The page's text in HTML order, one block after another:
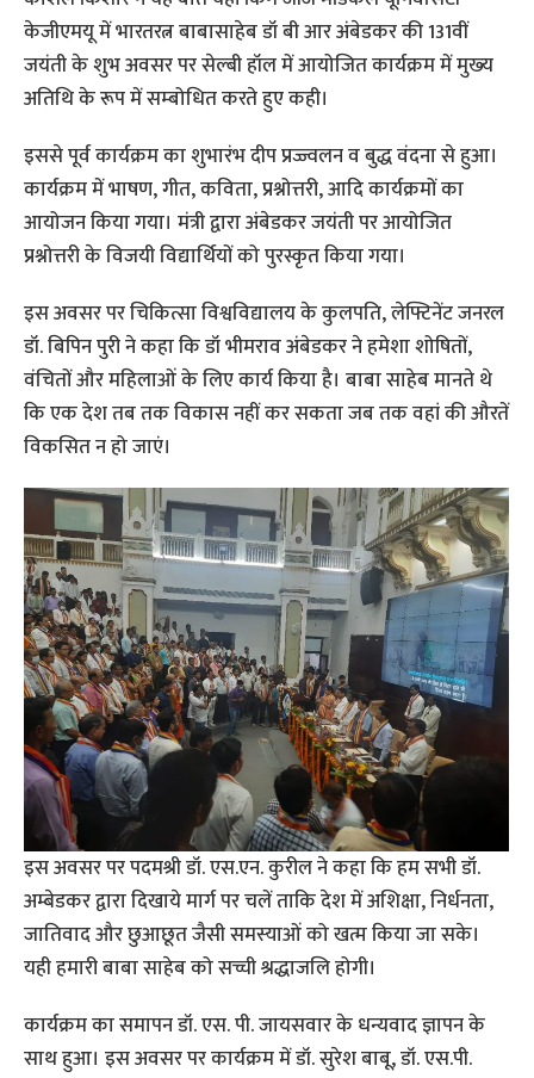
केजीएमयू में भारतरत्न बाबासाहेब डॉ बी आर अंबेडकर की 131वीं
जयंती के शुभ अवसर पर सेल्बी हॉल में आयोजित कार्यक्रम में मुख्‍य
अतिथि के रूप में सम्‍बोधित करते हुए कही।
इससे पूर्व कार्यक्रम का शुभारंभ दीप प्रज्ज्वलन व बुद्ध वंदना से हुआ।
कार्यक्रम में भाषण, गीत, कविता, प्रश्नोत्तरी, आदि कार्यक्रमों का
आयोजन किया गया। मंत्री द्वारा अंबेडकर जयंती पर आयोजित
प्रश्नोत्तरी के विजयी विद्यार्थियों को पुरस्कृत किया गया।
इस अवसर पर चिकित्सा विश्वविद्यालय के कुलपति, लेफ्टिनेंट जनरल
डॉ. बिपिन पुरी ने कहा कि डॉ भीमराव अंबेडकर ने हमेशा शोषितों,
वंचितों और महिलाओं के लिए कार्य किया है। बाबा साहेब मानते थे
कि एक देश तब तक विकास नहीं कर सकता जब तक वहां की औरतें
विकसित न हो जाएं।
इस अवसर पर पदमश्री डॉ. एस.एन. कुरील ने कहा कि हम सभी डॉ.
अम्बेडकर द्वारा दिखाये मार्ग पर चलें ताकि देश में अशिक्षा, निर्धनता,
जातिवाद और छुआछूत जैसी समस्याओं को खत्म किया जा सके।
यही हमारी बाबा साहेब को सच्ची श्रद्धाजलि होगी।
कार्यक्रम का समापन डॉ. एस. पी. जायसवार के धन्यवाद ज्ञापन के
साथ हुआ। इस अवसर पर कार्यक्रम में डॉ. सुरेश बाबू, डॉ. एस.पी.